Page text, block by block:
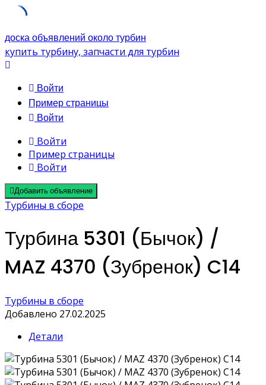
Skip
to
content
доска объявлений около турбин
купить турбину, запчасти для турбин
Войти
Пример страницы
Войти
Войти
Пример страницы
Войти
Добавить объявление
Турбины в сборе
Турбина 5301 (Бычок) /
MAZ 4370 (Зубренок) C14
Турбины в сборе
Добавлено 27.02.2025
Детали